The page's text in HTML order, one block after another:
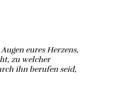
eures Herzens,
zu welcher
ihn berufen seid,